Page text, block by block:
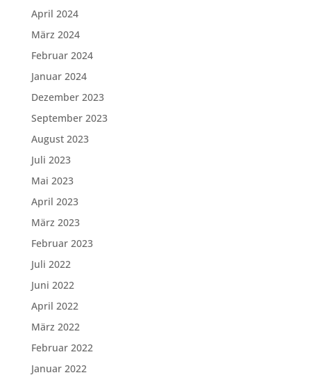
April 2024
März 2024
Februar 2024
Januar 2024
Dezember 2023
September 2023
August 2023
Juli 2023
Mai 2023
April 2023
März 2023
Februar 2023
Juli 2022
Juni 2022
April 2022
März 2022
Februar 2022
Januar 2022